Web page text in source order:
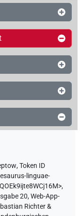
,Token ID
linguae-
,
20, Web-App-
Richter &